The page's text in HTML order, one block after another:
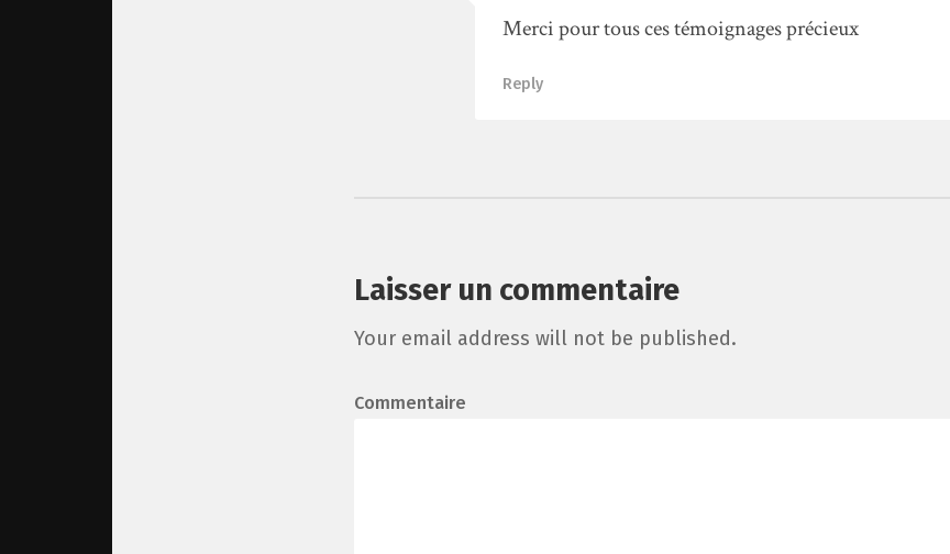
Merci pour tous ces témoignages précieux
Reply
Laisser un commentaire
Your email address will not be published.
Commentaire